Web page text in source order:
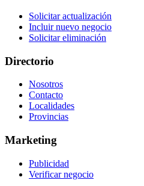
Solicitar actualización
Incluir nuevo negocio
Solicitar eliminación
Directorio
Nosotros
Contacto
Localidades
Provincias
Marketing
Publicidad
Verificar negocio